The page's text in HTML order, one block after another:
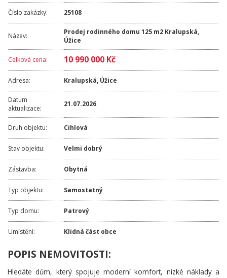
KONTAKT
Číslo zakázky: 25108
Název:
Prodej rodinného domu 125 m2 Kralupská,
Úžice
Celková cena: 10 990 000 Kč
Adresa: Kralupská, Úžice
Datum
aktualizace:
21.07.2026
Druh objektu: Cihlová
Stav objektu: Velmi dobrý
Zástavba: Obytná
Typ objektu: Samostatný
Typ domu: Patrový
Umístění: Klidná část obce
POPIS NEMOVITOSTI:
Hledáte dům, který spojuje moderní komfort, nízké náklady a